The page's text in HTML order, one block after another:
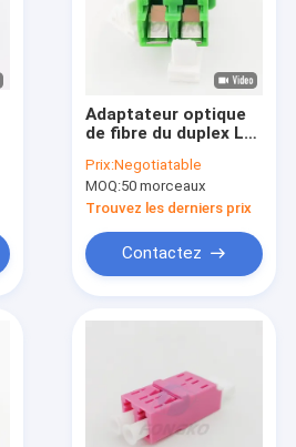
Adaptateur optique
de fibre du duplex LC
Prix:Negotiatable
MOQ:50 morceaux
Trouvez les derniers prix
Contactez